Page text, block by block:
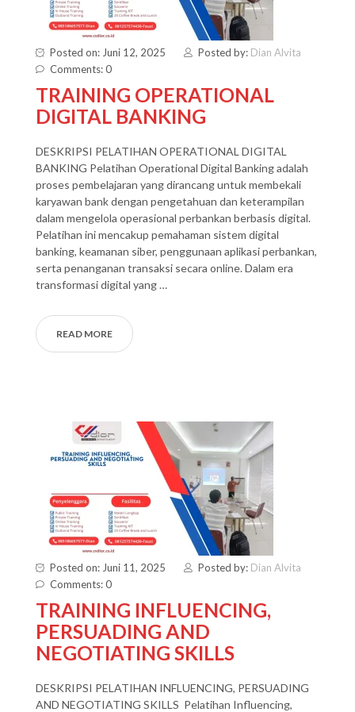
Posted on: Juni 12, 2025 Posted by: Dian Alvita
Comments: 0
TRAINING OPERATIONAL
DIGITAL BANKING
DESKRIPSI PELATIHAN OPERATIONAL DIGITAL
BANKING Pelatihan Operational Digital Banking adalah
proses pembelajaran yang dirancang untuk membekali
karyawan bank dengan pengetahuan dan keterampilan
dalam mengelola operasional perbankan berbasis digital.
Pelatihan ini mencakup pemahaman sistem digital
banking, keamanan siber, penggunaan aplikasi perbankan,
serta penanganan transaksi secara online. Dalam era
transformasi digital yang …
READ MORE
Posted on: Juni 11, 2025 Posted by: Dian Alvita
Comments: 0
TRAINING INFLUENCING,
PERSUADING AND
NEGOTIATING SKILLS
DESKRIPSI PELATIHAN INFLUENCING, PERSUADING
AND NEGOTIATING SKILLS Pelatihan Influencing,